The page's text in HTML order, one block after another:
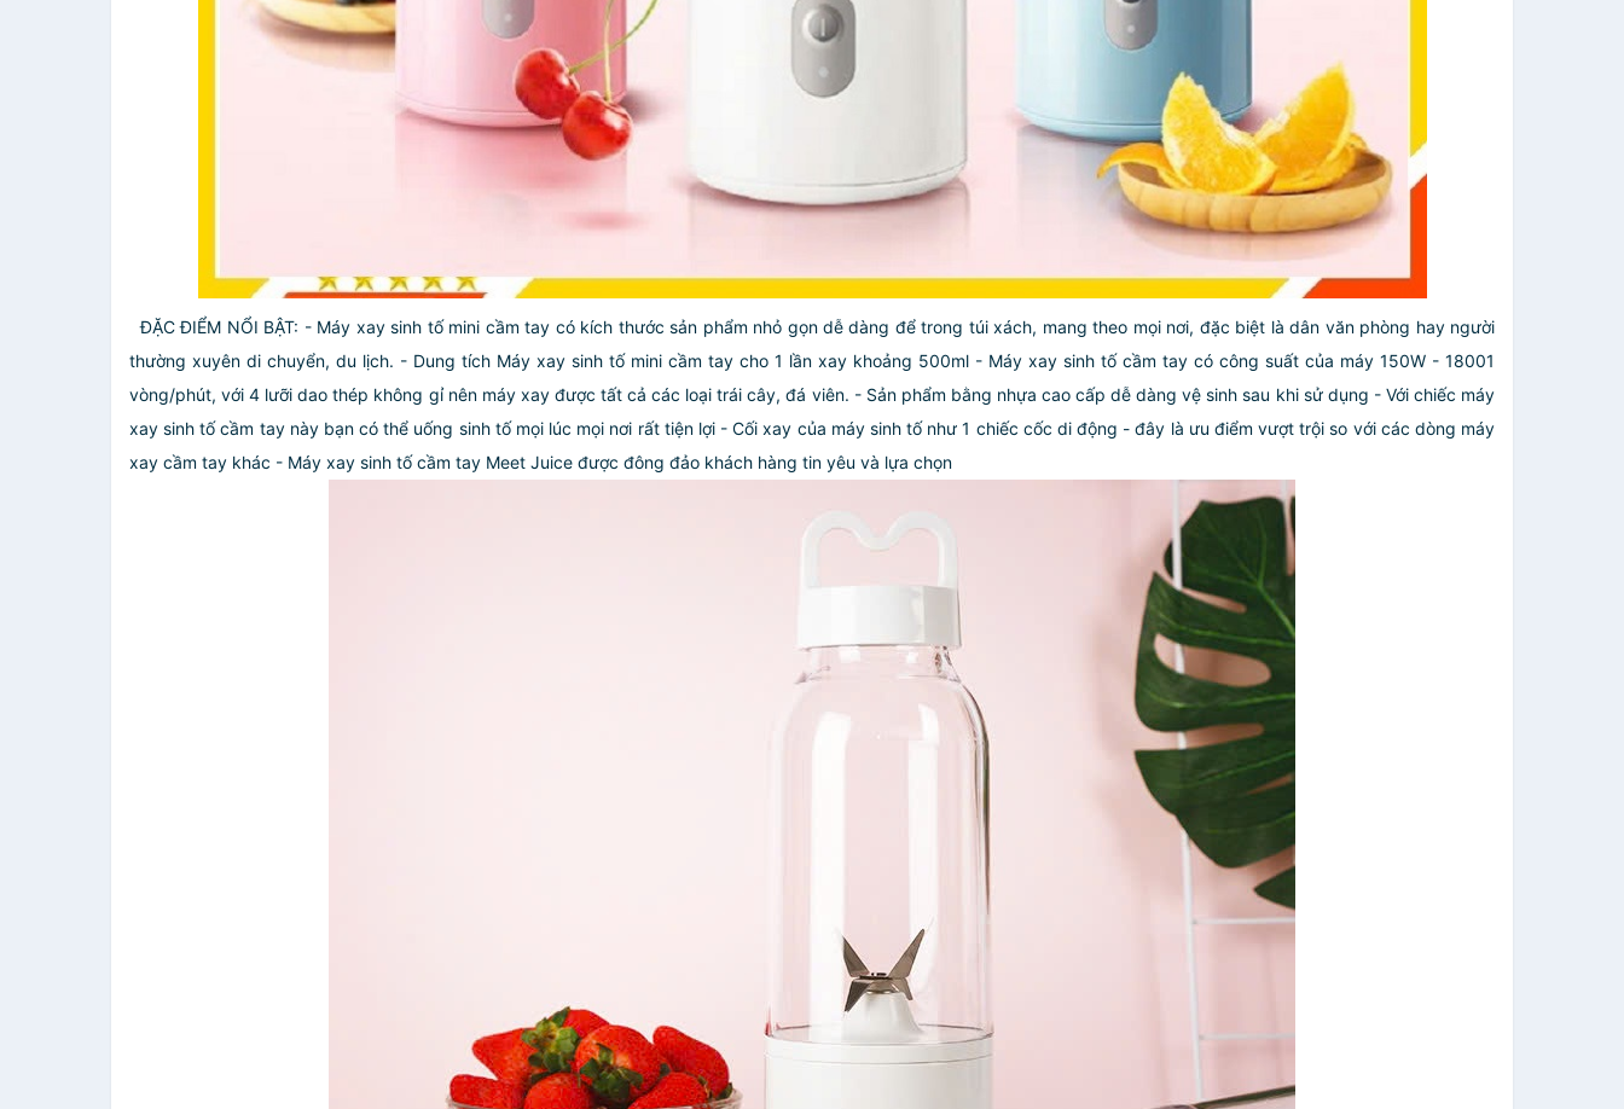
ĐẶC ĐIỂM NỔI BẬT: - Máy xay sinh tố mini cầm tay có kích thước sản phẩm nhỏ gọn dễ dàng để trong túi xách, mang theo mọi nơi, đặc biệt là dân văn phòng hay người
thường xuyên di chuyển, du lịch. - Dung tích Máy xay sinh tố mini cầm tay cho 1 lần xay khoảng 500ml - Máy xay sinh tố cầm tay có công suất của máy 150W - 18001
vòng/phút, với 4 lưỡi dao thép không gỉ nên máy xay được tất cả các loại trái cây, đá viên. - Sản phẩm bằng nhựa cao cấp dễ dàng vệ sinh sau khi sử dụng - Với chiếc máy
xay sinh tố cầm tay này bạn có thể uống sinh tố mọi lúc mọi nơi rất tiện lợi - Cối xay của máy sinh tố như 1 chiếc cốc di động - đây là ưu điểm vượt trội so với các dòng máy
xay cầm tay khác - Máy xay sinh tố cầm tay Meet Juice được đông đảo khách hàng tin yêu và lựa chọn